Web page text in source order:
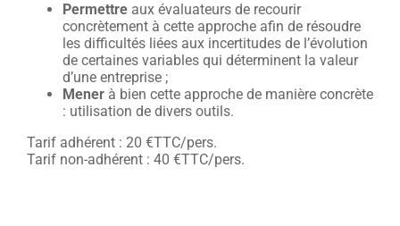
Permettre aux évaluateurs de recourir
concrètement à cette approche afin de résoudre
les difficultés liées aux incertitudes de l’évolution
de certaines variables qui déterminent la valeur
d’une entreprise ;
Mener à bien cette approche de manière concrète
: utilisation de divers outils.
Tarif adhérent : 20 €TTC/pers.
Tarif non-adhérent : 40 €TTC/pers.